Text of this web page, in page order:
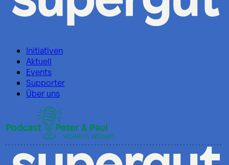
Initiativen
Aktuell
Events
Supporter
Über uns